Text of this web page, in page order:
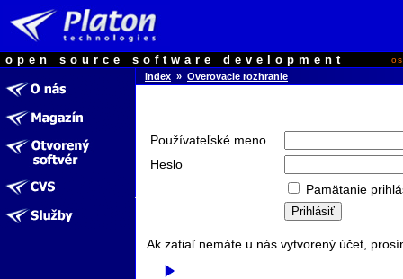
open source software development
Index » Overovacie rozhranie
Používateľské meno
Heslo
Pamätanie
Ak zatiaľ nemáte u nás vytvorený účet,